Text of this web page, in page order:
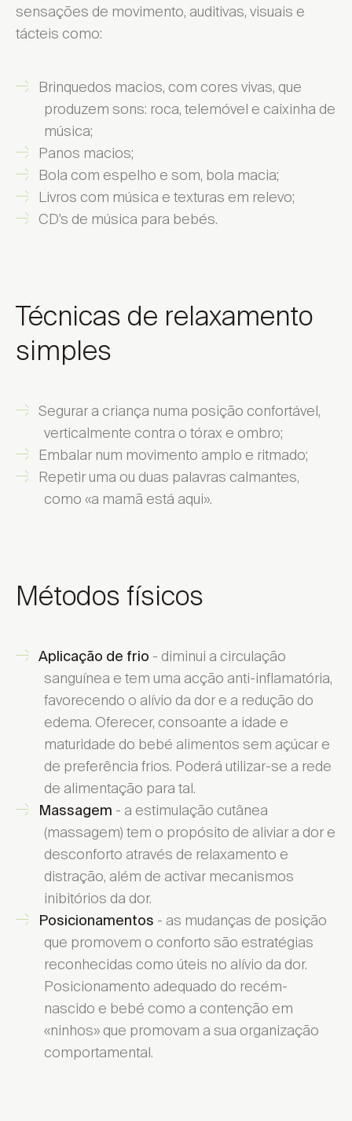
sensações de movimento, auditivas, visuais e
tácteis como:
Brinquedos macios, com cores vivas, que
produzem sons: roca, telemóvel e caixinha de
música;
Panos macios;
Bola com espelho e som, bola macia;
Livros com música e texturas em relevo;
CD’s de música para bebés.
Técnicas de relaxamento
simples
Segurar a criança numa posição confortável,
verticalmente contra o tórax e ombro;
Embalar num movimento amplo e ritmado;
Repetir uma ou duas palavras calmantes,
como «a mamã está aqui».
Métodos físicos
Aplicação de frio - diminui a circulação
sanguínea e tem uma acção anti-inflamatória,
favorecendo o alívio da dor e a redução do
edema. Oferecer, consoante a idade e
maturidade do bebé alimentos sem açúcar e
de preferência frios. Poderá utilizar-se a rede
de alimentação para tal.
Massagem - a estimulação cutânea
(massagem) tem o propósito de aliviar a dor e
desconforto através de relaxamento e
distração, além de activar mecanismos
inibitórios da dor.
Posicionamentos - as mudanças de posição
que promovem o conforto são estratégias
reconhecidas como úteis no alívio da dor.
Posicionamento adequado do recém-
nascido e bebé como a contenção em
«ninhos» que promovam a sua organização
comportamental.